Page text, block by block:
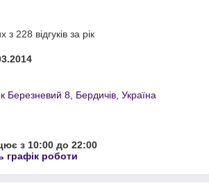
228 відгуків за рік
Березневий 8, Бердичів, Україна
з 10:00 до 22:00
графік роботи